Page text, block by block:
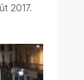
2017.